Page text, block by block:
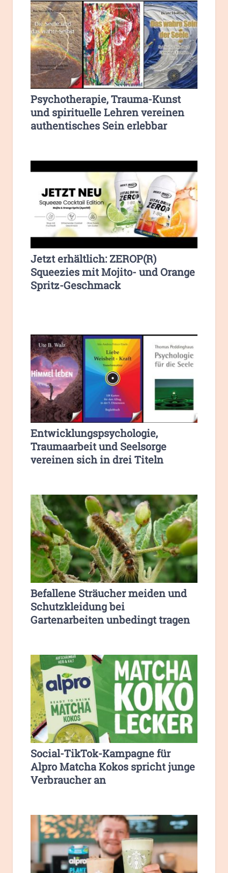
Psychotherapie, Trauma-Kunst
und spirituelle Lehren vereinen
authentisches Sein erlebbar
Jetzt erhältlich: ZEROP(R)
Squeezies mit Mojito- und Orange
Spritz-Geschmack
Entwicklungspsychologie,
Traumaarbeit und Seelsorge
vereinen sich in drei Titeln
Befallene Sträucher meiden und
Schutzkleidung bei
Gartenarbeiten unbedingt tragen
Social-TikTok-Kampagne für
Alpro Matcha Kokos spricht junge
Verbraucher an